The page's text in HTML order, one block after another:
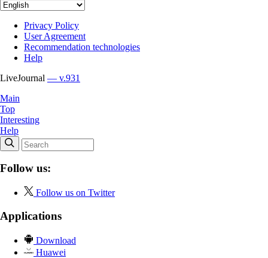
Privacy Policy
User Agreement
Recommendation technologies
Help
LiveJournal — v.931
Main
Top
Interesting
Help
Follow us:
Follow us on Twitter
Applications
Download
Huawei